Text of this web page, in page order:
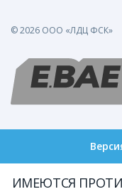
© 2026 ООО «ЛДЦ ФСК»
ИМЕЮТСЯ